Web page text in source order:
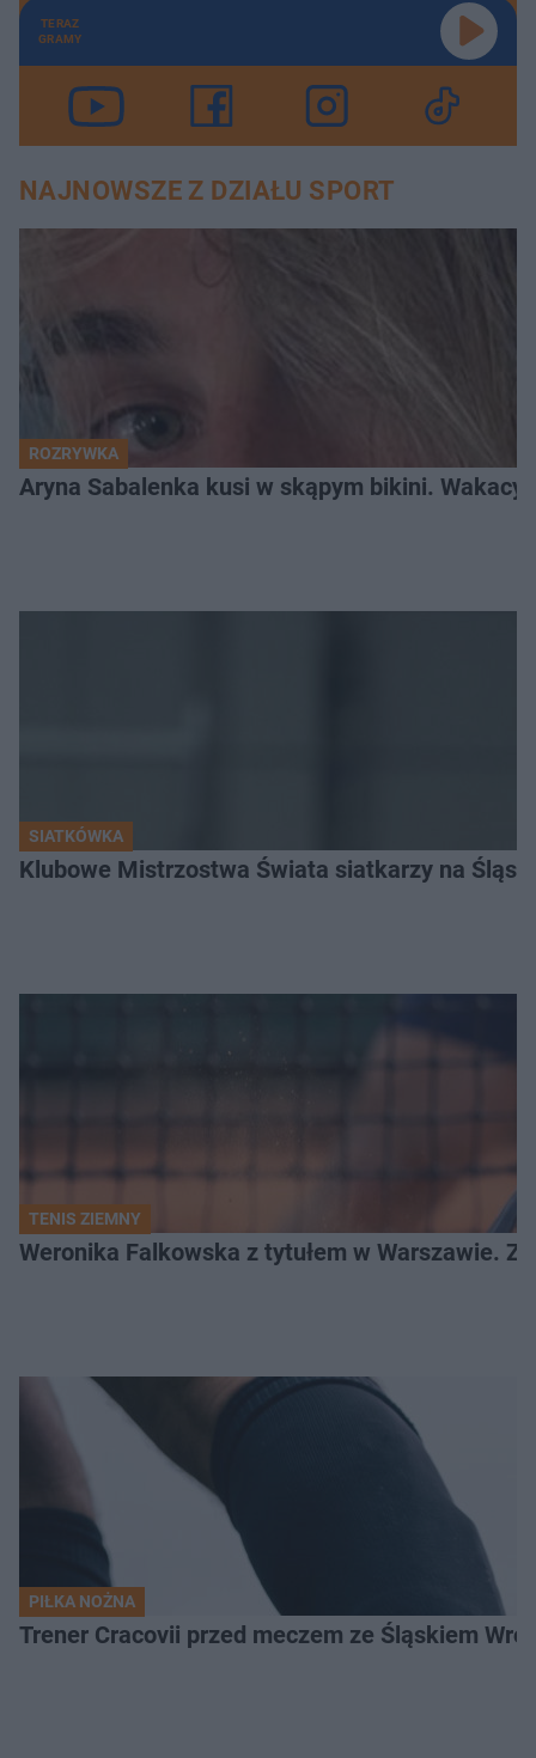
TERAZ
GRAMY
NAJNOWSZE Z DZIAŁU SPORT
ROZRYWKA
Aryna Sabalenka kusi w skąpym bikini.
SIATKÓWKA
Klubowe Mistrzostwa Świata siatkarzy na
TENIS ZIEMNY
Weronika Falkowska z tytułem w Warszawie.
PIŁKA NOŻNA
Trener Cracovii przed meczem ze Śląskiem